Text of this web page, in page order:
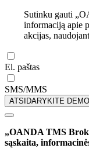
Sutinku gauti
informaciją apie
akcijas,
El. paštas
SMS/MMS
ATSIDARYKITE
„OANDA TMS
sąskaita,